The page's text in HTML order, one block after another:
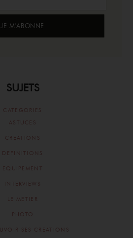
SUJETS
CATEGORIES
ASTUCES
CREATIONS
DEFINITIONS
EQUIPEMENT
INTERVIEWS
LE METIER
PHOTO
SES CREATIONS